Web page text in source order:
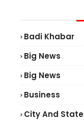
Badi Khabar
Big News
Big News
Business
City And State